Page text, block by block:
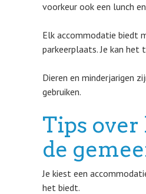
voorkeur ook een lunch
Elk accommodatie biedt
parkeerplaats. Je kan
Dieren en minderjarigen
gebruiken.
Tips over
de
Je kiest een
het biedt.